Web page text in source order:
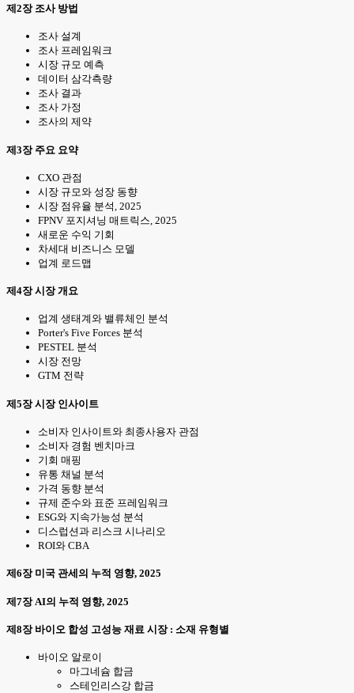
제2장 조사 방법
조사 설계
조사 프레임워크
시장 규모 예측
데이터 삼각측량
조사 결과
조사 가정
조사의 제약
제3장 주요 요약
CXO 관점
시장 규모와 성장 동향
시장 점유율 분석, 2025
FPNV 포지셔닝 매트릭스, 2025
새로운 수익 기회
차세대 비즈니스 모델
업계 로드맵
제4장 시장 개요
업계 생태계와 밸류체인 분석
Porter's Five Forces 분석
PESTEL 분석
시장 전망
GTM 전략
제5장 시장 인사이트
소비자 인사이트와 최종사용자 관점
소비자 경험 벤치마크
기회 매핑
유통 채널 분석
가격 동향 분석
규제 준수와 표준 프레임워크
ESG와 지속가능성 분석
디스럽션과 리스크 시나리오
ROI와 CBA
제6장 미국 관세의 누적 영향, 2025
제7장 AI의 누적 영향, 2025
제8장 바이오 합성 고성능 재료 시장 : 소재 유형별
바이오 알로이
마그네슘 합금
스테인리스강 합금